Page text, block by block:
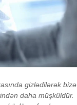
gizlədilərək bizə
daha müşküldür.